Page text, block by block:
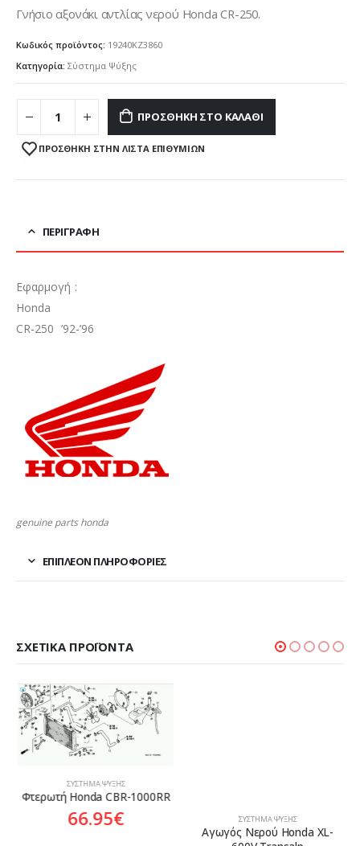
Γνήσιο αξονάκι αντλίας νερού Honda CR-250.
Κωδικός προϊόντος: 19240KZ3860
Κατηγορία: Σύστημα Ψύξης
ΠΡΟΣΘΉΚΗ ΣΤΟ ΚΑΛΆΘΙ
ΠΡΌΣΘΉΚΗ ΣΤΗΝ ΛΊΣΤΑ ΕΠΙΘΥΜΙΏΝ
ΠΕΡΙΓΡΑΦΉ
Εφαρμογή :
Honda
CR-250 ’92-’96
genuine parts honda
ΕΠΙΠΛΈΟΝ ΠΛΗΡΟΦΟΡΊΕΣ
ΣΧΕΤΙΚΆ ΠΡΟΪΌΝΤΑ
ΣΎΣΤΗΜΑ ΨΎΞΗΣ
Φτερωτή Honda CBR-1000RR
66.95€ ΣΎΣΤΗΜΑ ΨΎΞΗΣ
Αγωγός Νερού Honda XL-